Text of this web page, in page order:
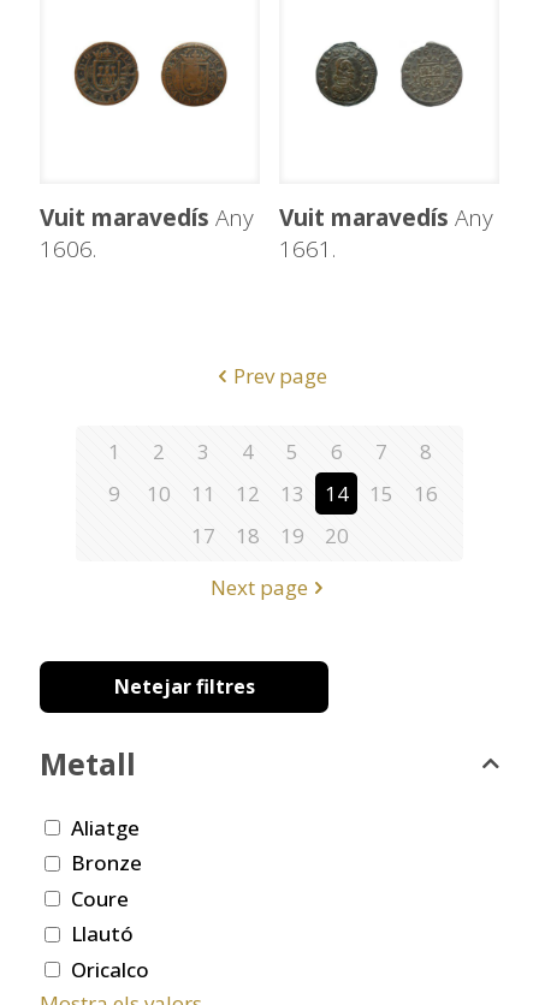
Vuit maravedís Any
1606.
Vuit maravedís Any
1661.
Prev page
1 2 3 4 5 6 7
8
9
10 11 12 13 14 15
16
17
18 19
20
Next page
Netejar filtres
Metall
Aliatge
Bronze
Coure
Llautó
Oricalco